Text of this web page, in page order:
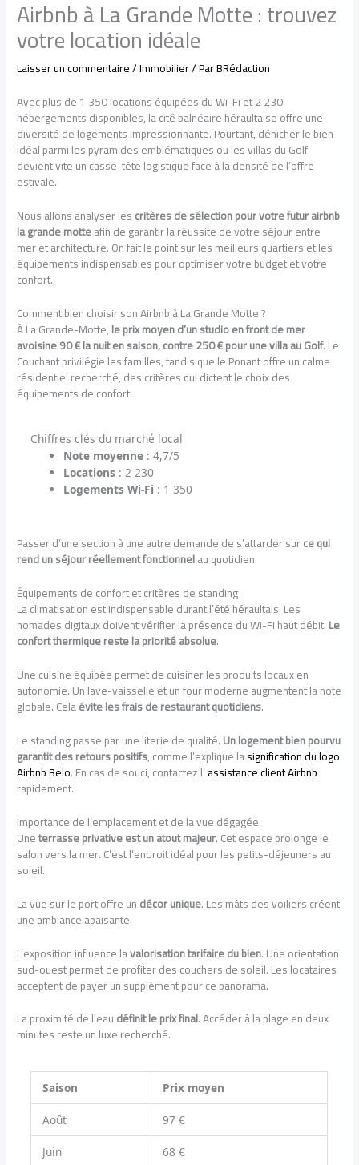
Airbnb à La Grande Motte : trouvez
votre location idéale
Laisser un commentaire/Immobilier/ ParBRédaction
Avec plus de 1 350 locations équipées du Wi-Fi et 2 230
hébergements disponibles, la cité balnéaire héraultaise offre une
diversité de logements impressionnante. Pourtant, dénicher le bien
idéal parmi les pyramides emblématiques ou les villas du Golf
devient vite un casse-tête logistique face à la densité de l’offre
estivale.
Nous allons analyser lescritères de sélection pour votre futur airbnb
la grande motteafin de garantir la réussite de votre séjour entre
mer et architecture. On fait le point sur les meilleurs quartiers et les
équipements indispensables pour optimiser votre budget et votre
confort.
Comment bien choisir son Airbnb à La Grande Motte ?
À La Grande-Motte,le prix moyen d’un studio en front de mer
avoisine 90 € la nuit en saison, contre 250 € pour une villa au Golf. Le
Couchant privilégie les familles, tandis que le Ponant offre un calme
résidentiel recherché, des critères qui dictent le choix des
équipements de confort.
Chiffres clés du marché local
Note moyenne : 4,7/5
Locations : 2 230
Logements Wi-Fi : 1 350
Passer d’une section à une autre demande de s’attarder surce qui
rend un séjour réellement fonctionnelau quotidien.
Équipements de confort et critères de standing
La climatisation est indispensable durant l’été héraultais. Les
nomades digitaux doivent vérifier la présence du Wi-Fi haut débit.Le
confort thermique reste la priorité absolue.
Une cuisine équipée permet de cuisiner les produits locaux en
autonomie. Un lave-vaisselle et un four moderne augmentent la note
globale. Celaévite les frais de restaurant quotidiens.
Le standing passe par une literie de qualité.Un logement bien pourvu
garantit des retours positifs, comme l’explique lasignification du logo
Airbnb Belo. En cas de souci, contactez l’assistance client Airbnb
rapidement.
Importance de l’emplacement et de la vue dégagée
Uneterrasse privative est un atout majeur. Cet espace prolonge le
salon vers la mer. C’est l’endroit idéal pour les petits-déjeuners au
soleil.
La vue sur le port offre undécor unique. Les mâts des voiliers créent
une ambiance apaisante.
L’exposition influence lavalorisation tarifaire du bien. Une orientation
sud-ouest permet de profiter des couchers de soleil. Les locataires
acceptent de payer un supplément pour ce panorama.
La proximité de l’eaudéfinit le prix final. Accéder à la plage en deux
minutes reste un luxe recherché.
Saison Prix moyen
Août 97 €
Juin 68 €